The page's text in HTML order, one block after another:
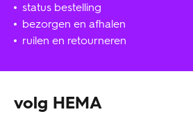
status bestelling
bezorgen en afhalen
ruilen en retourneren
volg HEMA